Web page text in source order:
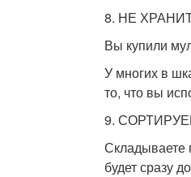
8. НЕ
Вы купили
У многих в
то, что вы
9.
Складываете
будет сразу